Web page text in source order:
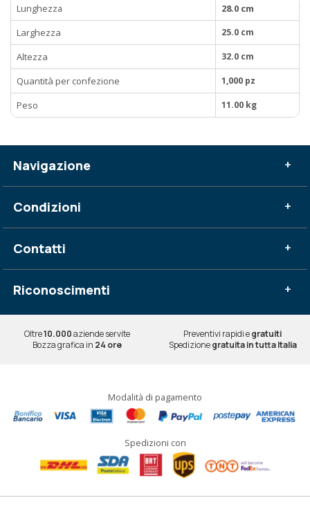
Lunghezza
28.0 cm
Larghezza
25.0 cm
Altezza 32.0 cm
Quantità per confezione 1,000 pz
Peso 11.00 kg
Navigazione +
Condizioni +
Contatti +
Riconoscimenti +
Oltre10.000aziende servite Preventivi rapidi egratuiti
Bozza grafica in 24 ore Spedizionegratuita in tutta Italia
Modalità di pagamento
Spedizioni con